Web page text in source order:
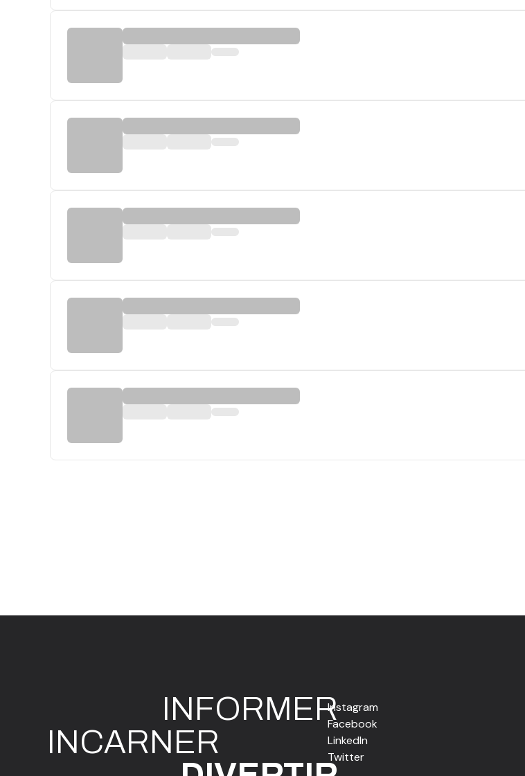
INFORMER
INCARNER
Instagram
Facebook
LinkedIn
Twitter